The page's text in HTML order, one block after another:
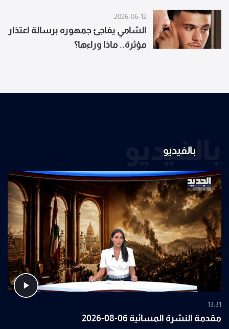
2026-06-12
الشامي يفاجئ جمهوره برسالة اعتذار
مؤثرة.. ماذا وراءها؟
بالفيديو
بالفيديو
13:31
مقدمة النشرة المسائية 06-08-2026